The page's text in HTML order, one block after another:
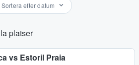
Sortera efter datum
platser
vs Estoril Praia